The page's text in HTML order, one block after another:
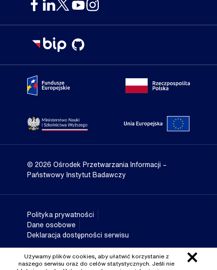
Portal Fundusze Europejskie Portal
Strona Ministerstwa Nauki i Szkolnictwa WyższegoPortal
© 2026 Ośrodek Przetwarzania Informacji –
Państwowy Instytut Badawczy
Polityka prywatności
Dane osobowe
Deklaracja dostępności serwisu
Używamy plików cookies, aby ułatwić korzystanie z
naszego serwisu oraz do celów statystycznych. Jeśli nie